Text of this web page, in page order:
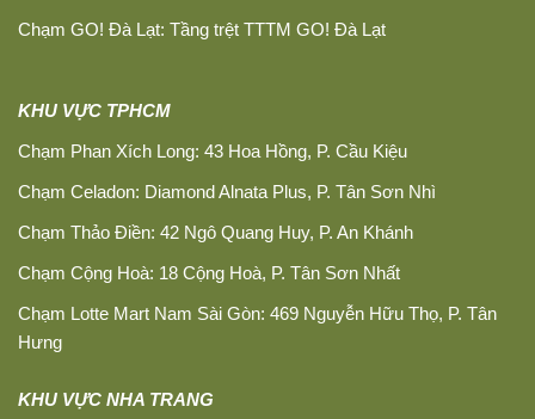
Chạm GO! Đà Lạt: Tầng trệt TTTM GO! Đà Lạt
KHU VỰC TPHCM
Chạm Phan Xích Long: 43 Hoa Hồng, P. Cầu Kiệu
Chạm Celadon: Diamond Alnata Plus, P. Tân Sơn Nhì
Chạm Thảo Điền: 42 Ngô Quang Huy, P. An Khánh
Chạm Cộng Hoà: 18 Cộng Hoà, P. Tân Sơn Nhất
Chạm Lotte Mart Nam Sài Gòn: 469 Nguyễn Hữu Thọ, P. Tân
Hưng
KHU VỰC NHA TRANG